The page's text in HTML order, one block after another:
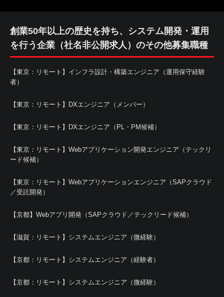
創業50年以上の歴史を持ち、システム開発・運用
を行う企業（社名非公開求人）のその他募集職種
【東京：リモート】インフラ設計・構築エンジニア（運用保守経験
者）
【東京：リモート】DXエンジニア（メンバー）
【東京：リモート】DXエンジニア（PL・PM候補）
【東京：リモート】Webアプリケーション開発エンジニア（テックリ
ード候補）
【東京：リモート】Webアプリケーションエンジニア（SAPクラウド
／受託開発）
【京都】Webアプリ開発（SAPクラウド／テックリード候補）
【滋賀：リモート】システムエンジニア（微経験）
【京都：リモート】システムエンジニア（経験者）
【京都：リモート】システムエンジニア（微経験）